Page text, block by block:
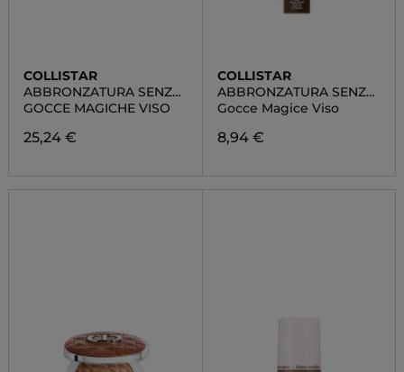
COLLISTAR
ABBRONZATURA SENZA
SOLE
GOCCE MAGICHE VISO
25,24 €
COLLISTAR
ABBRONZATURA SENZA
SOLE
Gocce Magice Viso
8,94 €